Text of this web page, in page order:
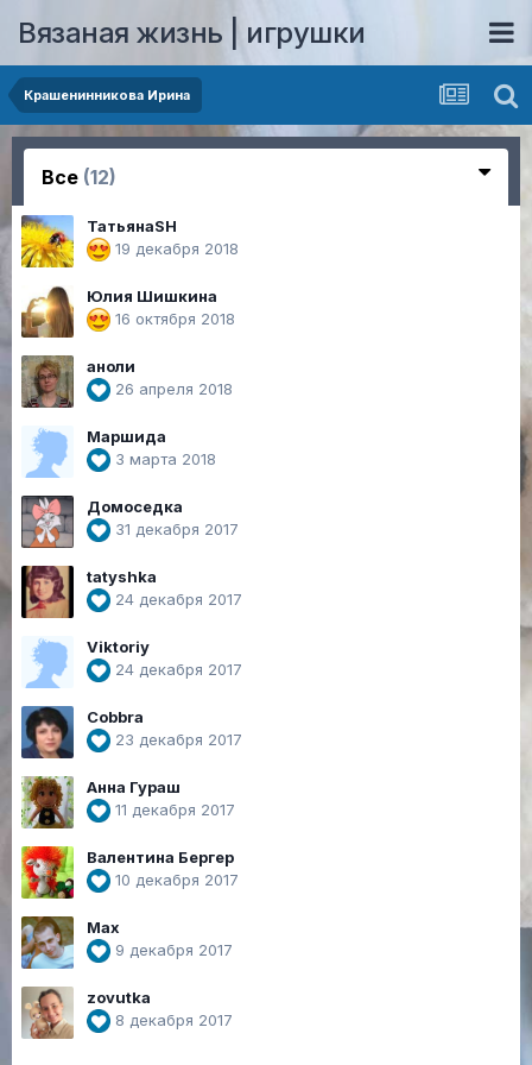
Вязаная жизнь | игрушки
Крашенинникова Ирина
Все (12)
ТатьянаSH
19 декабря 2018
Юлия Шишкина
16 октября 2018
аноли
26 апреля 2018
Маршида
3 марта 2018
Домоседка
31 декабря 2017
tatyshka
24 декабря 2017
Viktoriy
24 декабря 2017
Cobbra
23 декабря 2017
Анна Гураш
11 декабря 2017
Валентина Бергер
10 декабря 2017
Max
9 декабря 2017
zovutka
8 декабря 2017